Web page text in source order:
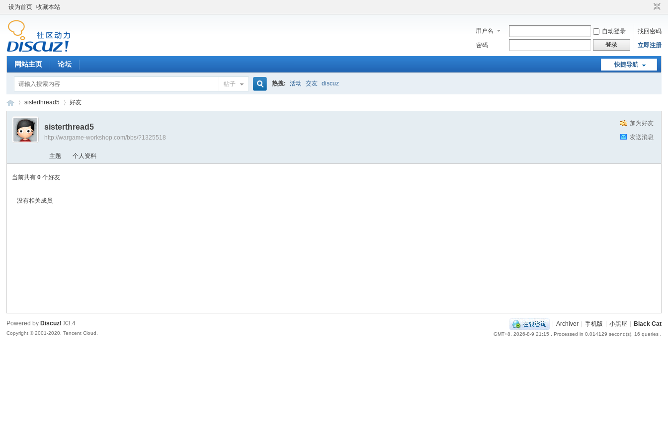
设为首页 收藏本站
用户名 自动登录
找回密码
密码
登录 立即注册
快捷导航
网站主页 论坛
帖子 热搜: 活动 交友 discuz
›
sisterthread5 好友
加为好友
发送消息
sisterthread5
http://wargame-workshop.com/bbs/?1325518
主题 个人资料
当前共有0 个好友
没有相关成员
| Archiver | 手机版 | 小黑屋 | Black Cat
GMT+8, 2026-8-9 21:15 , Processed in 0.014129 second(s), 16 queries .
Powered by Discuz! X3.4
Copyright © 2001-2020, Tencent Cloud.